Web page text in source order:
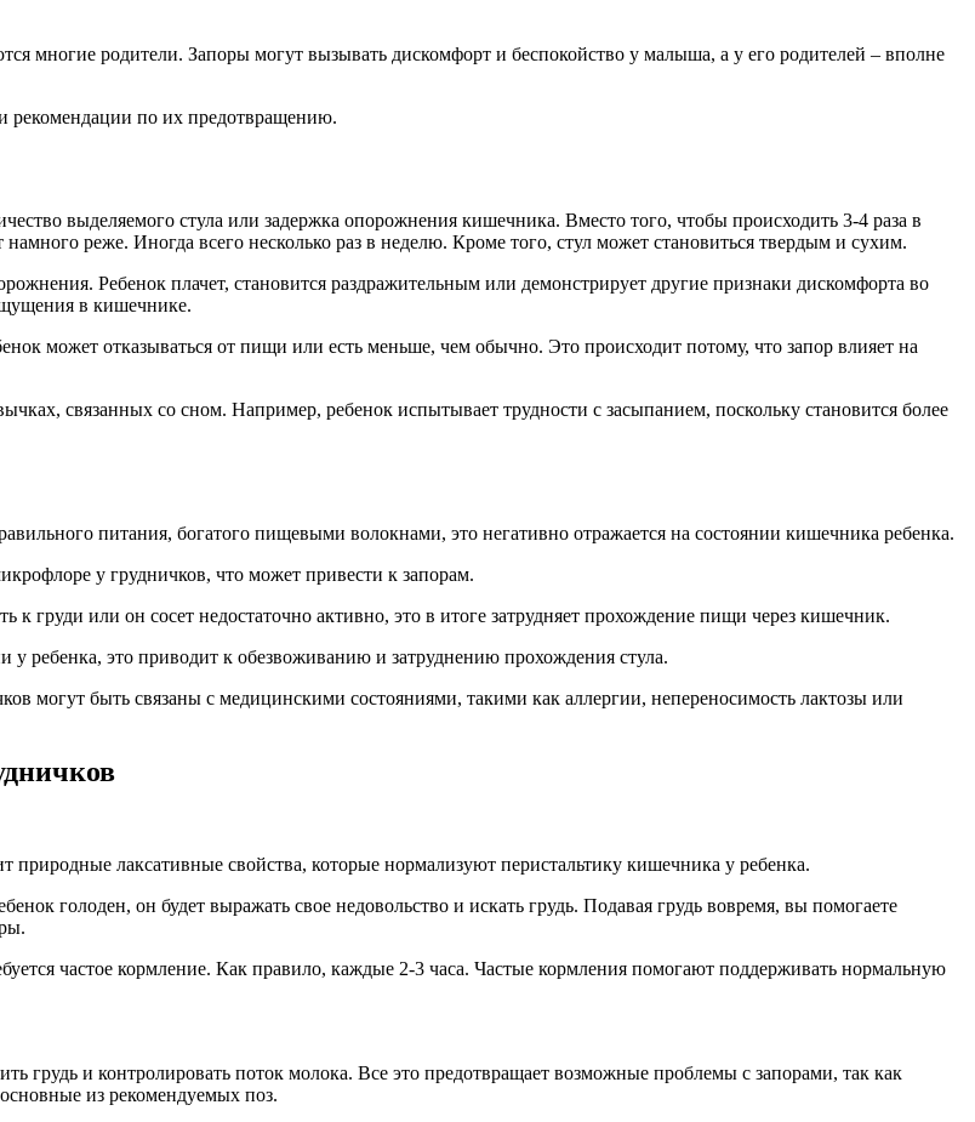
многие родители. Запоры могут вызывать дискомфорт и беспокойство у малыша, а у его родителей – вполне
рекомендации по их предотвращению.
выделяемого стула или задержка опорожнения кишечника. Вместо того, чтобы происходить 3-4 раза в
реже. Иногда всего несколько раз в неделю. Кроме того, стул может становиться твердым и сухим.
Ребенок плачет, становится раздражительным или демонстрирует другие признаки дискомфорта во
в кишечнике.
может отказываться от пищи или есть меньше, чем обычно. Это происходит потому, что запор влияет на
связанных со сном. Например, ребенок испытывает трудности с засыпанием, поскольку становится более
питания, богатого пищевыми волокнами, это негативно отражается на состоянии кишечника ребенка.
у грудничков, что может привести к запорам.
к груди или он сосет недостаточно активно, это в итоге затрудняет прохождение пищи через кишечник.
у ребенка, это приводит к обезвоживанию и затруднению прохождения стула.
могут быть связаны с медицинскими состояниями, такими как аллергии, непереносимость лактозы или
лаксативные свойства, которые нормализуют перистальтику кишечника у ребенка.
голоден, он будет выражать свое недовольство и искать грудь. Подавая грудь вовремя, вы помогаете
частое кормление. Как правило, каждые 2-3 часа. Частые кормления помогают поддерживать нормальную
грудь и контролировать поток молока. Все это предотвращает возможные проблемы с запорами, так как
из рекомендуемых поз.